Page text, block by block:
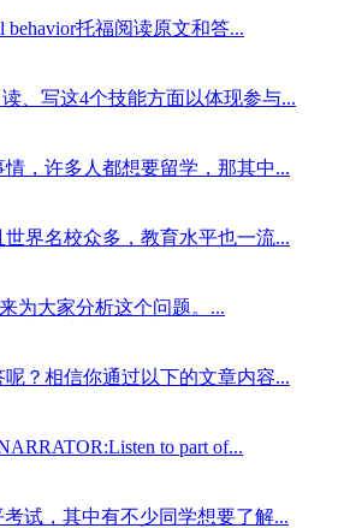
托福阅读原文和答...
、写这4个技能方面以体现参与...
，许多人都想要留学，那其中...
界名校众多，教育水平也一流...
为大家分析这个问题。...
？相信你通过以下的文章内容...
to part of...
试，其中有不少同学想要了解...